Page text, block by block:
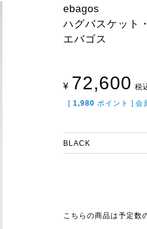
ebagos
ハグバスケット
エバゴス
¥ 72,600 税
[ 1,980 ポイント ] 会
BLACK
こちらの商品は予定数